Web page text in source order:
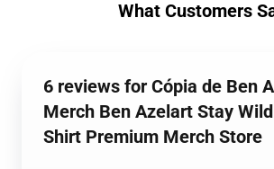
What Customers
6 reviews for Cópia de Ben
Merch Ben Azelart Stay Wild
Shirt Premium Merch Store